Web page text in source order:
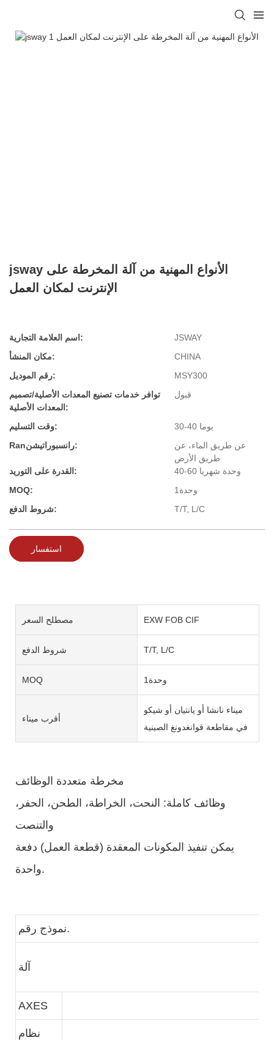
jsway الأنواع المهنية من آلة المخرطة على
الإنترنت لمكان العمل
اسم العلامة التجارية:
JSWAY
مكان المنشأ:
CHINA
رقم الموديل:
MSY300
توافر خدمات تصنيع المعدات الأصلية/تصميم
المعدات الأصلية:
قبول
وقت التسليم:
30-40 يوما
Ranرانسبوراتيشن:
عن طريق الماء، عن
طريق الأرض
القدرة على التوريد:
40-60 وحدة شهريا
MOQ:
وحدة1
شروط الدفع:
T/T, L/C
استفسار
مصطلح السعر EXW FOB CIF
شروط الدفع T/T, L/C
MOQ وحدة1
أقرب ميناء
ميناء نانشا أو يانتيان أو شيكو
في مقاطعة قوانغدونغ الصينية
مخرطة متعددة الوظائف
وظائف كاملة: النحت، الخراطة، الطحن، الحفر،
يمكن تنفيذ المكونات المعقدة (قطعة العمل) دفعة
واحدة.
نموذج رقم.
آلة
AXES
نظام